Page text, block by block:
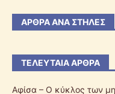
ΆΡΘΡΑ ΑΝΆ ΣΤΉΛΕΣ
ΤΕΛΕΥΤΑΊΑ ΆΡΘΡΑ
Αφίσα – Ο κύκλος των